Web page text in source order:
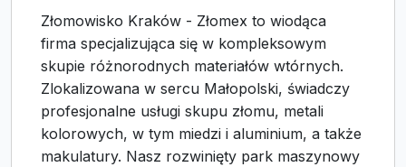
Złomowisko Kraków - Złomex to wiodąca
firma specjalizująca się w kompleksowym
skupie różnorodnych materiałów wtórnych.
Zlokalizowana w sercu Małopolski, świadczy
profesjonalne usługi skupu złomu, metali
kolorowych, w tym miedzi i aluminium, a także
makulatury. Nasz rozwinięty park maszynowy